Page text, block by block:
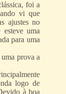
foi a
vi que
ajustes no
esteve uma
para uma
prova a
logo de
à boa